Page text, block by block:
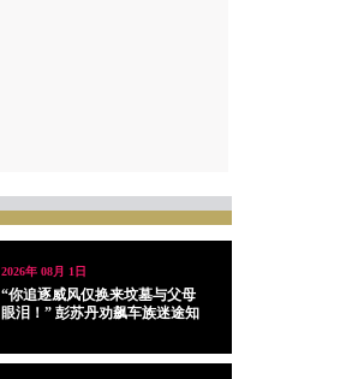
2026年 08月 1日
“你追逐威风仅换来坟墓与父母
眼泪！” 彭苏丹劝飙车族迷途知